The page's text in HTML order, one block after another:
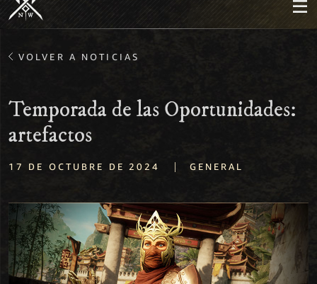
VOLVER A NOTICIAS
Temporada de las Oportunidades:
artefactos
17 DE OCTUBRE DE 2024 | GENERAL